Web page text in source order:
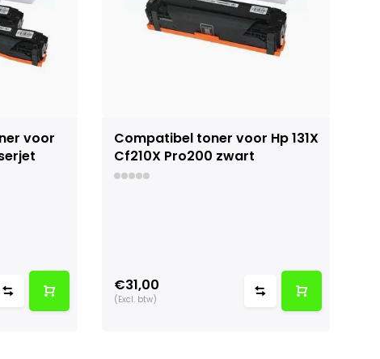
voor
Compatibel toner voor Hp 131X
Cf210X Pro200 zwart
€31,00
(Excl. btw)